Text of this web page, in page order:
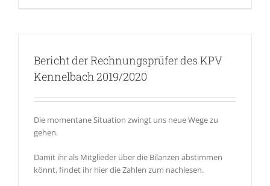
Bericht der Rechnungsprüfer des KPV
Kennelbach 2019/2020
Die momentane Situation zwingt uns neue Wege zu
gehen.
Damit ihr als Mitglieder über die Bilanzen abstimmen
könnt, findet ihr hier die Zahlen zum nachlesen.